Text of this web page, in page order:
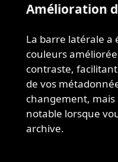
Amélioration
La barre latérale a
couleurs
contraste,
de vos
changement,
notable lorsque
archive.